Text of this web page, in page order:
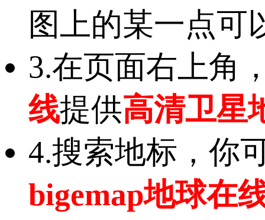
图上的某一点可
3.在页面右上角
线提供高清卫星
4.搜索地标，你
bigemap地球在